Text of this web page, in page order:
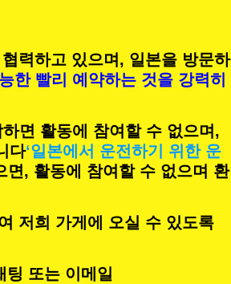
력하고 있으며, 일본을 방문하
한 빨리 예약하는 것을 강력히
면 활동에 참여할 수 없으며,
다‘일본에서 운전하기 위한 운
, 활동에 참여할 수 없으며 환
저희 가게에 오실 수 있도록
또는 이메일